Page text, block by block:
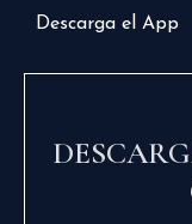
Descarga el App